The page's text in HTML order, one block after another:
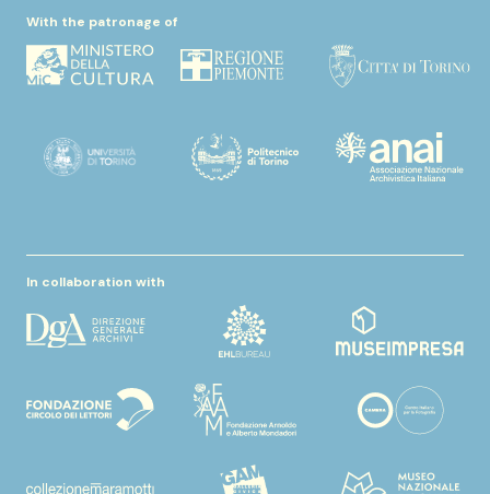
With the patronage of
In collaboration with